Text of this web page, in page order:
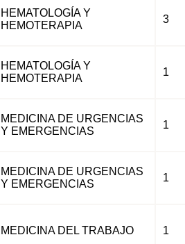
HEMATOLOGÍA Y
HEMOTERAPIA
3
HEMATOLOGÍA Y
HEMOTERAPIA
1
MEDICINA DE URGENCIAS
Y EMERGENCIAS
1
MEDICINA DE URGENCIAS
Y EMERGENCIAS
1
MEDICINA DEL TRABAJO 1